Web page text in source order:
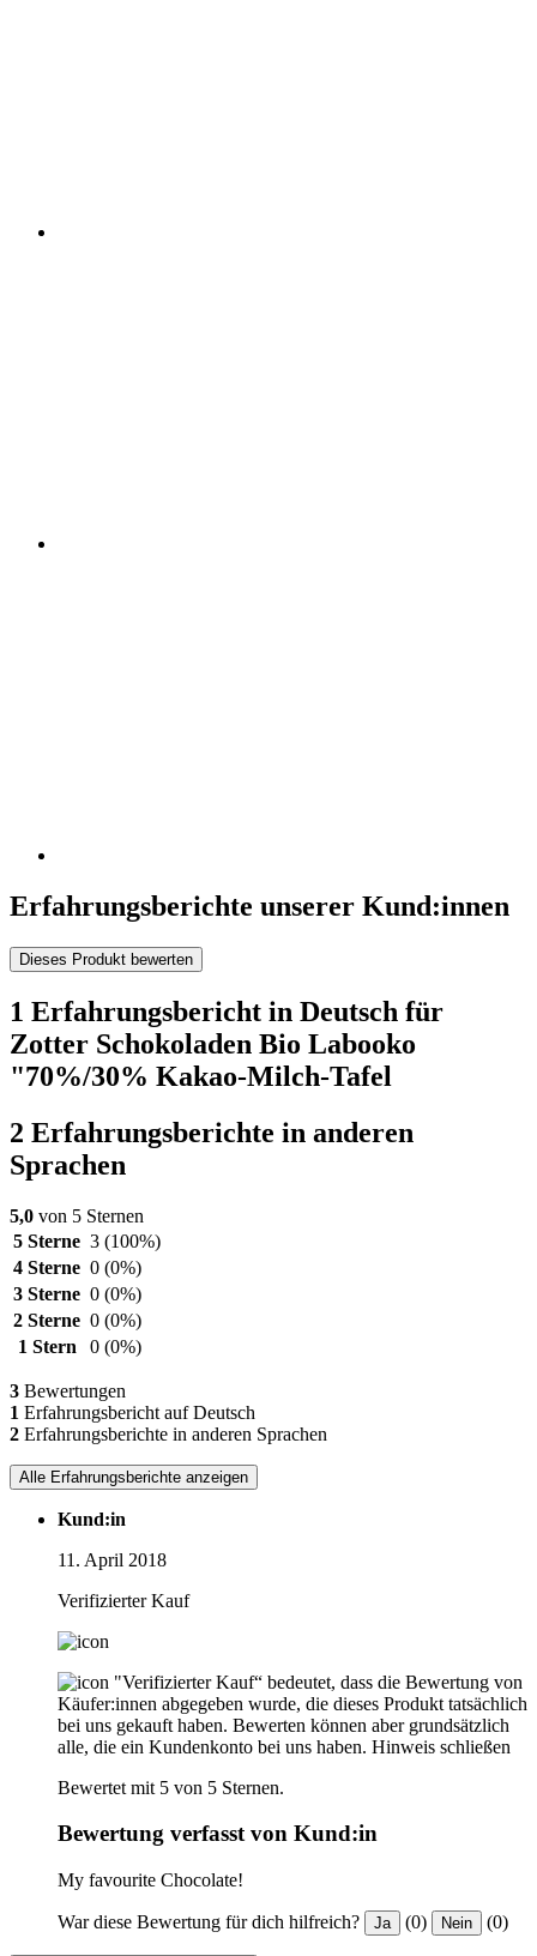
Erfahrungsberichte unserer Kund:innen
Dieses Produkt bewerten
1 Erfahrungsbericht in Deutsch für
Zotter Schokoladen Bio Labooko
"70%/30% Kakao-Milch-Tafel
2 Erfahrungsberichte in anderen
Sprachen
5,0 von 5 Sternen
5 Sterne 3 (100%)
4 Sterne 0 (0%)
3 Sterne 0 (0%)
2 Sterne 0 (0%)
1 Stern
0 (0%)
3 Bewertungen
1 Erfahrungsbericht auf Deutsch
2 Erfahrungsberichte in anderen Sprachen
Alle Erfahrungsberichte anzeigen
Kund:in
11. April 2018
Verifizierter Kauf
"Verifizierter Kauf“ bedeutet, dass die Bewertung von
Käufer:innen abgegeben wurde, die dieses Produkt tatsächlich
bei uns gekauft haben. Bewerten können aber grundsätzlich
alle, die ein Kundenkonto bei uns haben. Hinweis schließen
Bewertet mit 5 von 5 Sternen.
Bewertung verfasst von Kund:in
My favourite Chocolate!
War diese Bewertung für dich hilfreich? Ja (0) Nein (0)